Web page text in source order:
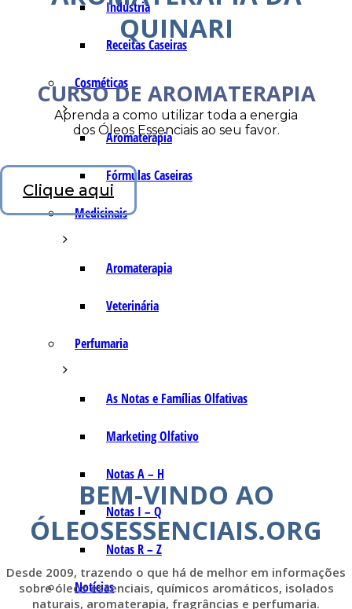
Indústria
Receitas Caseiras
Cosméticas
Aromaterapia
Fórmulas Caseiras
Medicinais
Aromaterapia
Veterinária
Perfumaria
As Notas e Famílias Olfativas
Marketing Olfativo
Notas A – H
Notas I – Q
Notas R – Z
Notícias
QUINARI
CURSO DE AROMATERAPIA
Aprenda a como utilizar toda a energia
dos Óleos Essenciais ao seu favor.
Clique aqui
BEM-VINDO AO
ÓLEOSESSENCIAIS.ORG
Desde 2009, trazendo o que há de melhor em informações
sobre óleos essenciais, químicos aromáticos, isolados
naturais, aromaterapia, fragrâncias e perfumaria.